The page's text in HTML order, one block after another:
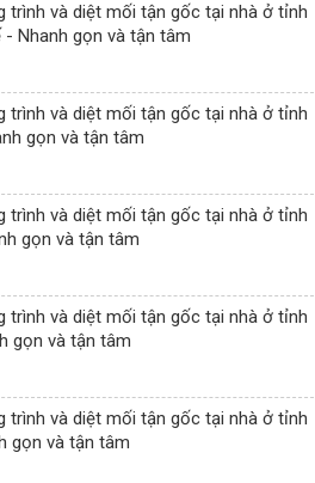
trình và diệt mối tận gốc tại nhà ở tỉnh
- Nhanh gọn và tận tâm
trình và diệt mối tận gốc tại nhà ở tỉnh
gọn và tận tâm
trình và diệt mối tận gốc tại nhà ở tỉnh
gọn và tận tâm
trình và diệt mối tận gốc tại nhà ở tỉnh
gọn và tận tâm
trình và diệt mối tận gốc tại nhà ở tỉnh
gọn và tận tâm